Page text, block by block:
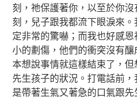
刻，祂保護著你，以至於你
刻，兒子跟我都流下眼淚來
定非常的驚嚇；而我也好感
小的劃傷，他們的衝突沒有釀
本想說事情就這樣結束了，
先生孩子的狀況。打電話前
是帶著生氣又著急的口氣跟